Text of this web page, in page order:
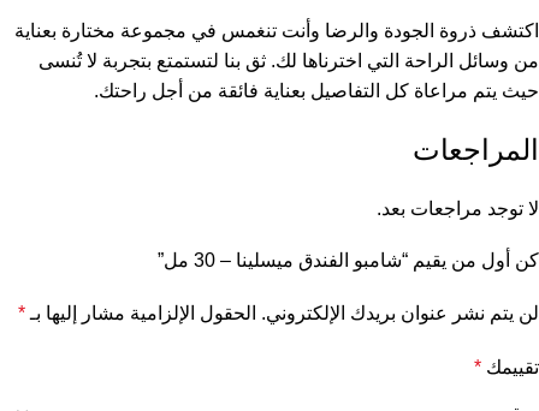
اكتشف ذروة الجودة والرضا وأنت تنغمس في مجموعة مختارة بعناية
من وسائل الراحة التي اخترناها لك. ثق بنا لتستمتع بتجربة لا تُنسى
حيث يتم مراعاة كل التفاصيل بعناية فائقة من أجل راحتك.
المراجعات
لا توجد مراجعات بعد.
كن أول من يقيم “شامبو الفندق ميسلينا – 30 مل”
لن يتم نشر عنوان بريدك الإلكتروني. الحقول الإلزامية مشار إليها بـ *
تقييمك *